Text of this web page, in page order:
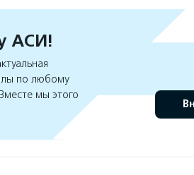
АСИ!
по любому
мы этого